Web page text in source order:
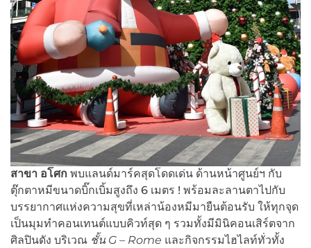
สาขา อโศก พบแลนด์มาร์คสุดโดดเด่น ด้านหน้าศูนย์ฯ กับ
ตุ๊กตาหมีขนาดบิ๊กเบิ้มสูงถึง 6 เมตร ! พร้อมละลานตาไปกับ
บรรยากาศแห่งความสุขที่เหล่าน้องหมีมายืนต้อนรับ ให้ทุกจุด
เป็นมุมทำคอนเทนต์แบบคิวท์สุด ๆ รวมทั้งมีมินิคอนเสิร์ตจาก
ศิลปินดัง บริเวณ ชั้น G – Rome และกิจกรรมไฮไลท์ทั่วทั้ง